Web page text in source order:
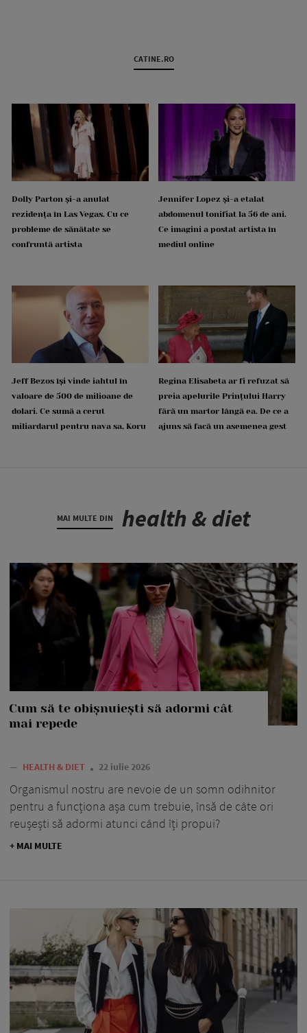
CATINE.RO
Dolly Parton și-a anulat
rezidența în Las Vegas. Cu ce
probleme de sănătate se
confruntă artista
Jennifer Lopez și-a etalat
abdomenul tonifiat la 56 de ani.
Ce imagini a postat artista în
mediul online
Jeff Bezos își vinde iahtul în
valoare de 500 de milioane de
dolari. Ce sumă a cerut
miliardarul pentru nava sa, Koru
Regina Elisabeta ar fi refuzat să
preia apelurile Prințului Harry
fără un martor lângă ea. De ce a
ajuns să facă un asemenea gest
MAI MULTE DIN health & diet
Cum să te obișnuiești să adormi cât
mai repede
— HEALTH & DIET 22 iulie 2026
Organismul nostru are nevoie de un somn odihnitor
pentru a funcționa așa cum trebuie, însă de câte ori
reușești să adormi atunci când îți propui?
+ MAI MULTE